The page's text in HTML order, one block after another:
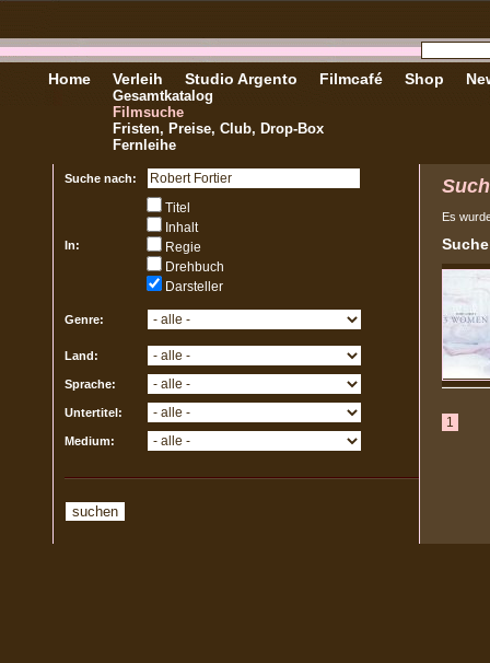
Home Verleih
Gesamtkatalog
Filmsuche
Fristen, Preise, Club, Drop-Box
Fernleihe
Studio Argento Filmcafé Shop
Suche nach:
In:
Titel
Inhalt
Regie
Drehbuch
Darsteller
Genre:
Land:
Sprache:
Untertitel:
Medium:
Es
1